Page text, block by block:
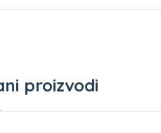
proizvodi